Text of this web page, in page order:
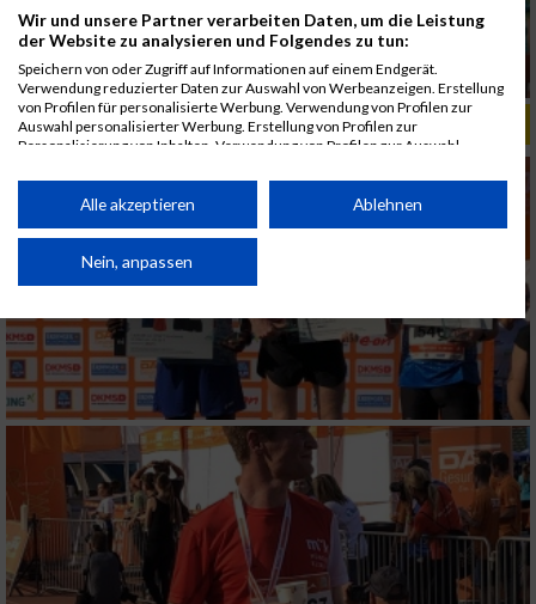
ALBUM B2RUN MÜNCHEN, B2RUN / 16.07.2019
Wir und unsere Partner verarbeiten Daten, um die Leistung
der Website zu analysieren und Folgendes zu tun:
Speichern von oder Zugriff auf Informationen auf einem Endgerät.
Verwendung reduzierter Daten zur Auswahl von Werbeanzeigen. Erstellung
von Profilen für personalisierte Werbung. Verwendung von Profilen zur
Auswahl personalisierter Werbung. Erstellung von Profilen zur
Personalisierung von Inhalten. Verwendung von Profilen zur Auswahl
Performance von Inhalten. Analyse von Zielgruppen durch Statistiken oder
Kombinationen von Daten aus verschiedenen Quellen. Entwicklung und
von Inhalten.
Daten können außerhalb der Europäischen Union weitergegeben und in die
Website/App.
Partnerliste anzeigen (1 IAB-Anbieter)
Wir nutzen Ihre Daten für folgende Zwecke:
IAB-Verarbeitungszwecke:
Speichern von oder Zugriff auf Informationen
auf einem Endgerät
Verwendung reduzierter Daten zur Auswahl
von Werbeanzeigen
Alle akzeptieren Ablehnen
Nein, anpassen